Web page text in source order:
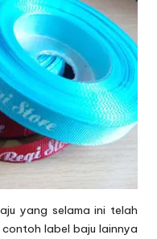
yang selama ini telah
contoh label baju lainnya